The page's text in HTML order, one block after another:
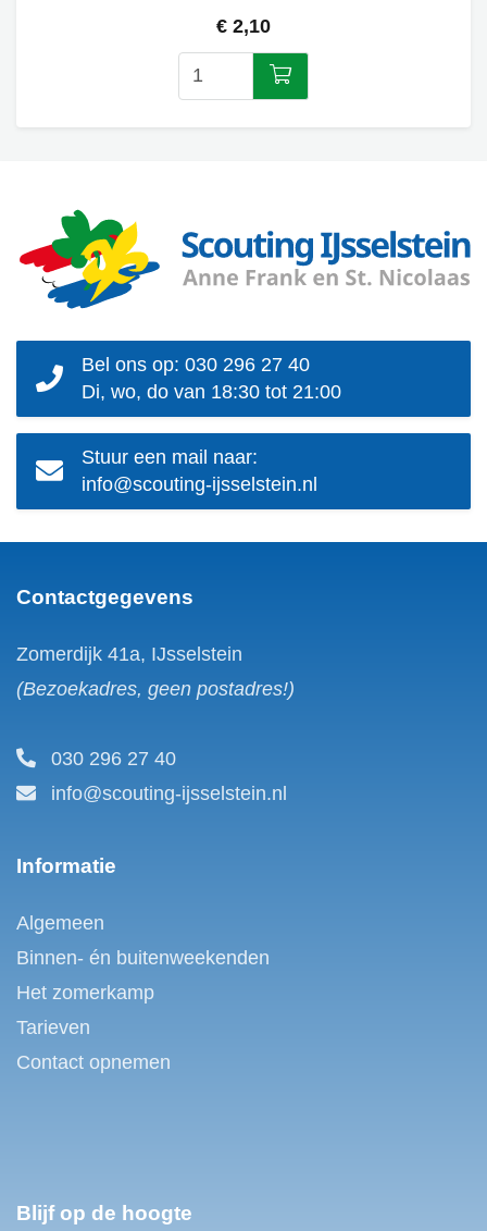
€ 2,10
Bel ons op: 030 296 27 40
Di, wo, do van 18:30 tot 21:00
Stuur een mail naar:
info@scouting-ijsselstein.nl
Contactgegevens
Zomerdijk 41a, IJsselstein
(Bezoekadres, geen postadres!)
030 296 27 40
info@scouting-ijsselstein.nl
Informatie
Algemeen
Binnen- én buitenweekenden
Het zomerkamp
Tarieven
Contact opnemen
Blijf op de hoogte